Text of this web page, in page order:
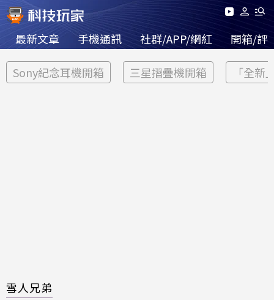
最新文章 手機通訊 社群/APP/網紅 開箱/評
Sony紀念耳機開箱 三星摺疊機開箱 「全新
雪人兄弟